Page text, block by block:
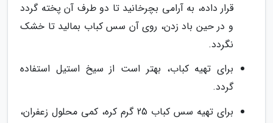
قرار داده، به آرامی بچرخانید تا دو طرف آن پخته گردد
و در حین باد زدن، روی آن سس کباب بمالید تا خشک
نگردد.
برای تهیه کباب، بهتر است از سیخ استیل استفاده
گردد.
برای تهیه سس کباب 25 گرم کره، کمی محلول زعفران،